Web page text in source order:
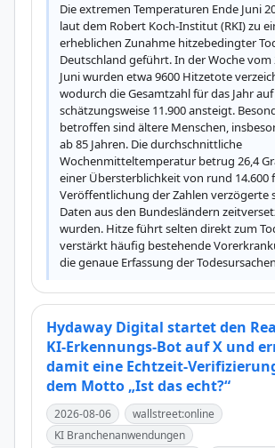
Die extremen Temperaturen Ende Juni
laut dem Robert Koch-Institut (RKI) zu
erheblichen Zunahme hitzebedingter
Deutschland geführt. In der Woche vom
Juni wurden etwa 9600 Hitzetote
wodurch die Gesamtzahl für das Jahr auf
schätzungsweise 11.900 ansteigt.
betroffen sind ältere Menschen,
ab 85 Jahren. Die durchschnittliche
Wochenmitteltemperatur betrug 26,4
einer Übersterblichkeit von rund 14.600
Veröffentlichung der Zahlen verzögerte
Daten aus den Bundesländern
wurden. Hitze führt selten direkt zum
verstärkt häufig bestehende
die genaue Erfassung der
Hydaway Digital startet den
KI-Erkennungs-Bot auf X und
damit eine Echtzeit-
dem Motto „Ist das echt?“
2026-08-06
wallstreet:online
KI Branchenanwendungen